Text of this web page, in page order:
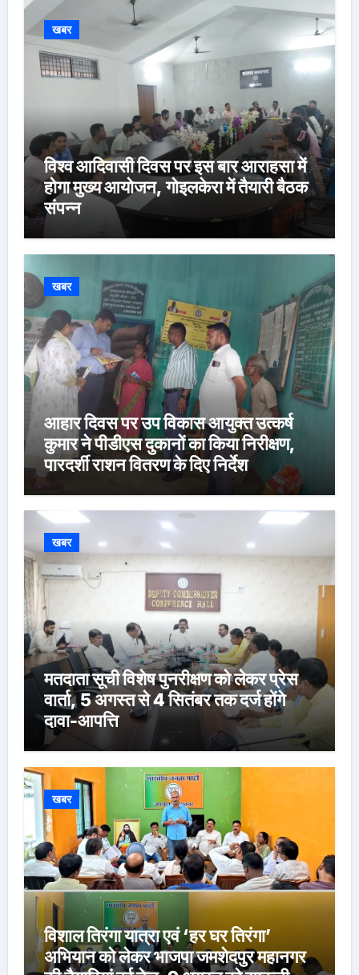
खबर
विश्व आदिवासी दिवस पर इस बार आराहसा में
होगा मुख्य आयोजन, गोइलकेरा में तैयारी बैठक
संपन्न
खबर
आहार दिवस पर उप विकास आयुक्त उत्कर्ष
कुमार ने पीडीएस दुकानों का किया निरीक्षण,
पारदर्शी राशन वितरण के दिए निर्देश
खबर
मतदाता सूची विशेष पुनरीक्षण को लेकर प्रेस
वार्ता, 5 अगस्त से 4 सितंबर तक दर्ज होंगे
दावा-आपत्ति
खबर
विशाल तिरंगा यात्रा एवं ‘हर घर तिरंगा’
अभियान को लेकर भाजपा जमशेदपुर महानगर